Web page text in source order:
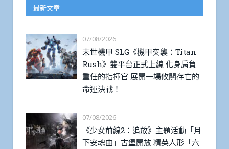
最新文章
07/08/2026
末世機甲 SLG《機甲突襲：Titan
Rush》雙平台正式上線 化身肩負
重任的指揮官 展開一場攸關存亡的
命運決戰！
07/08/2026
《少女前線2：追放》主題活動「月
下安魂曲」古堡開放 精英人形「六